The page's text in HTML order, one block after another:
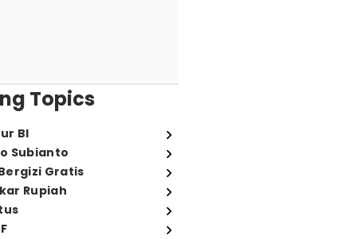
Topics
BI
Subianto
Gratis
Rupiah